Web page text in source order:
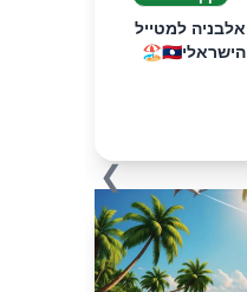
אלבניה למטייל
הישראלי🇦🇱🏖️
❯